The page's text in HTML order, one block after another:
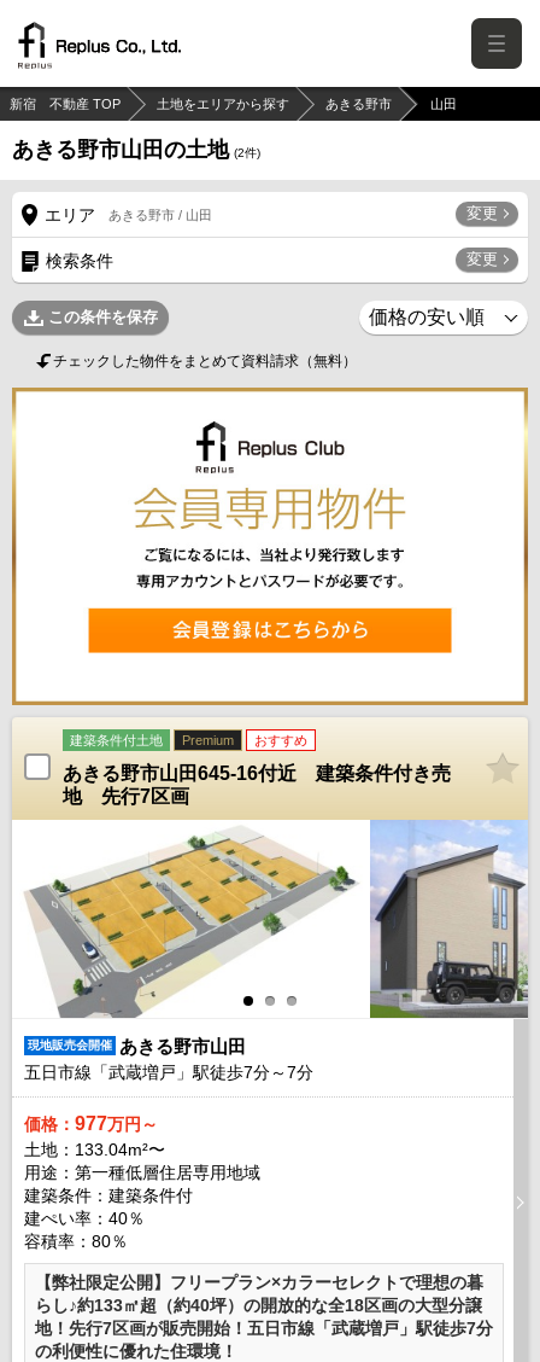
新宿 不動産 TOP 土地をエリアから探す あきる野市 山田
あきる野市山田の土地 (2件)
エリア あきる野市 / 山田 変更
検索条件 変更
この条件を保存
チェックした物件をまとめて資料請求（無料）
建築条件付土地 Premium おすすめ
あきる野市山田645-16付近 建築条件付き売
地 先行7区画
現地販売会開催 あきる野市山田
五日市線「武蔵増戸」駅徒歩7分～7分
価格： 977万円～
土地：133.04m²〜
用途：第一種低層住居専用地域
建築条件： 建築条件付
建ぺい率：40％
容積率：80％
【弊社限定公開】フリープラン×カラーセレクトで理想の暮
らし♪約133㎡超（約40坪）の開放的な全18区画の大型分譲
地！先行7区画が販売開始！五日市線「武蔵増戸」駅徒歩7分
の利便性に優れた住環境！